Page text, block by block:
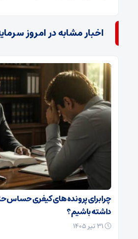
اخبار مشابه در امروز
چرا برای پرونده‌های کیفری حساس
داشته باشیم؟